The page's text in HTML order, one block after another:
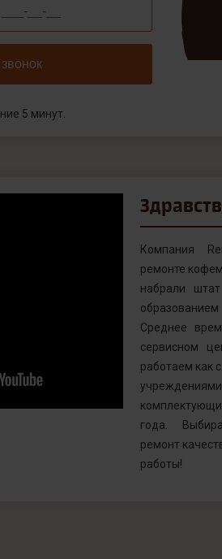
5 минут.
Компания
ремонте
набрали
Среднее
сервисном
работаем как
года.
ремонт
работы!